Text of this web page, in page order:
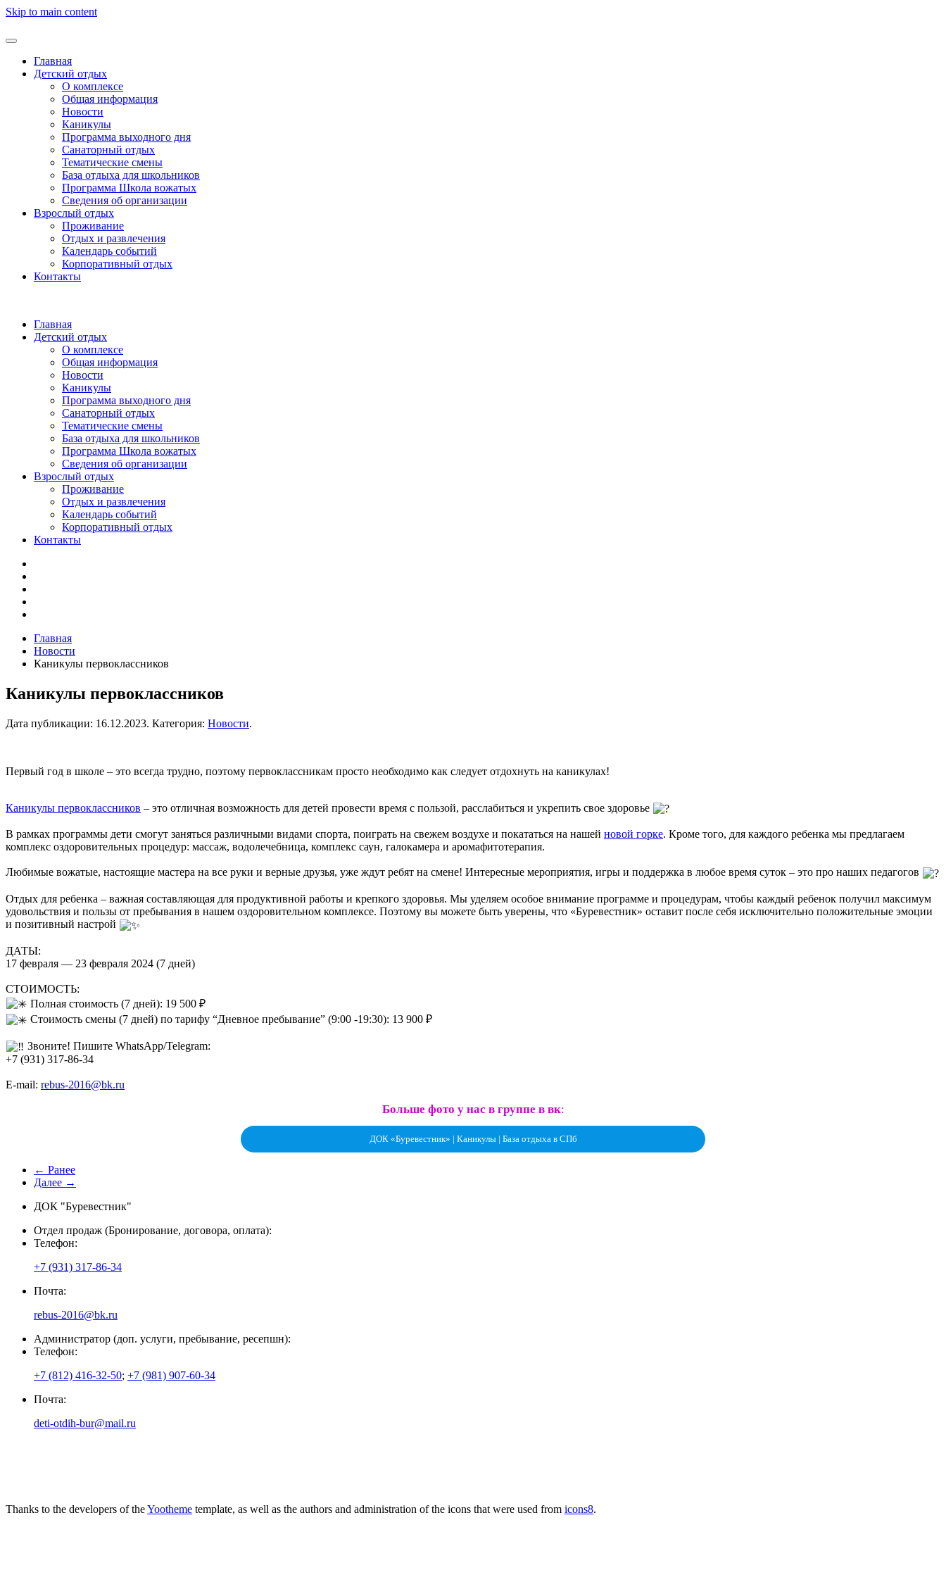
Skip to main content
Главная
Детский отдых
О комплексе
Общая информация
Новости
Каникулы
Программа выходного дня
Санаторный отдых
Тематические смены
База отдыха для школьников
Программа Школа вожатых
Cведения об организации
Взрослый отдых
Проживание
Отдых и развлечения
Календарь событий
Корпоративный отдых
Контакты
Главная
Детский отдых
О комплексе
Общая информация
Новости
Каникулы
Программа выходного дня
Санаторный отдых
Тематические смены
База отдыха для школьников
Программа Школа вожатых
Cведения об организации
Взрослый отдых
Проживание
Отдых и развлечения
Календарь событий
Корпоративный отдых
Контакты
Главная
Новости
Каникулы первоклассников
Каникулы первоклассников
Дата публикации: 16.12.2023. Категория: Новости.
Первый год в школе – это всегда трудно, поэтому первоклассникам просто необходимо как следует отдохнуть на каникулах!
Каникулы первоклассников – это отличная возможность для детей провести время с пользой, расслабиться и укрепить свое здоровье
В рамках программы дети смогут заняться различными видами спорта, поиграть на свежем воздухе и покататься на нашей новой горке. Кроме того, для каждого ребенка мы предлагаем
комплекс оздоровительных процедур: массаж, водолечебница, комплекс саун, галокамера и аромафитотерапия.
Любимые вожатые, настоящие мастера на все руки и верные друзья, уже ждут ребят на смене! Интересные мероприятия, игры и поддержка в любое время суток – это про наших педагогов
Отдых для ребенка – важная составляющая для продуктивной работы и крепкого здоровья. Мы уделяем особое внимание программе и процедурам, чтобы каждый ребенок получил максимум
удовольствия и пользы от пребывания в нашем оздоровительном комплексе. Поэтому вы можете быть уверены, что «Буревестник» оставит после себя исключительно положительные эмоции
и позитивный настрой
ДАТЫ:
17 февраля — 23 февраля 2024 (7 дней)
СТОИМОСТЬ:
Полная стоимость (7 дней): 19 500 ₽
Стоимость смены (7 дней) по тарифу “Дневное пребывание” (9:00 -19:30): 13 900 ₽
Звоните! Пишите WhatsApp/Telegram:
+7 (931) 317-86-34
Е-mail: rebus-2016@bk.ru
Больше фото у нас в группе в вк:
ДОК «Буревестник» | Каникулы | База отдыха в СПб
← Ранее
Далее →
ДОК "Буревестник"
Отдел продаж (Бронирование, договора, оплата):
Телефон:
+7 (931) 317-86-34
Почта:
rebus-2016@bk.ru
Администратор (доп. услуги, пребывание, ресепшн):
Телефон:
+7 (812) 416-32-50; +7 (981) 907-60-34
Почта:
deti-otdih-bur@mail.ru
Thanks to the developers of theYootheme template, as well as the authors and administration of the icons that were used from icons8.